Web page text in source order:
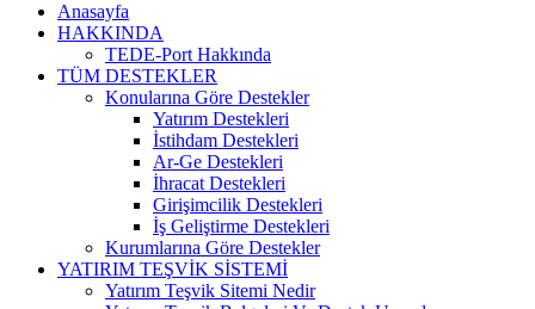
Anasayfa
HAKKINDA
TEDE-Port Hakkında
TÜM DESTEKLER
Konularına Göre Destekler
Yatırım Destekleri
İstihdam Destekleri
Ar-Ge Destekleri
İhracat Destekleri
Girişimcilik Destekleri
İş Geliştirme Destekleri
Kurumlarına Göre Destekler
YATIRIM TEŞVİK SİSTEMİ
Yatırım Teşvik Sitemi Nedir